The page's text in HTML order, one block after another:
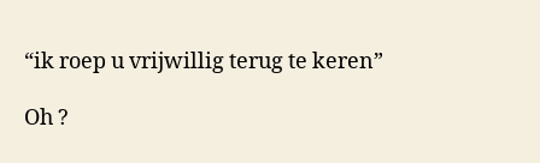
“ik roep u vrijwillig terug te keren”
Oh ?